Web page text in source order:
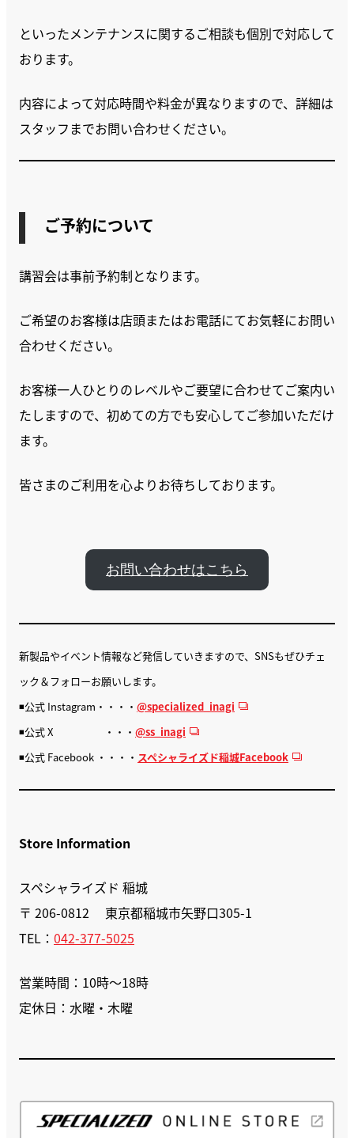
といったメンテナンスに関するご相談も個別で対応して
おります。
内容によって対応時間や料金が異なりますので、詳細は
スタッフまでお問い合わせください。
ご予約について
講習会は事前予約制となります。
ご希望のお客様は店頭またはお電話にてお気軽にお問い
合わせください。
お客様一人ひとりのレベルやご要望に合わせてご案内い
たしますので、初めての方でも安心してご参加いただけ
ます。
皆さまのご利用を心よりお待ちしております。
お問い合わせはこちら
新製品やイベント情報など発信していきますので、SNSもぜひチェ
ック＆フォローお願いします。
◾️公式 Instagram・・・・ @specialized_inagi
◾️公式 X ・・・ @ss_inagi
◾️公式 Facebook ・・・・ スペシャライズド稲城Facebook
Store Information
スペシャライズド 稲城
〒 206-0812 東京都稲城市矢野口305-1
TEL： 042-377-5025
営業時間：10時〜18時
定休日：水曜・木曜